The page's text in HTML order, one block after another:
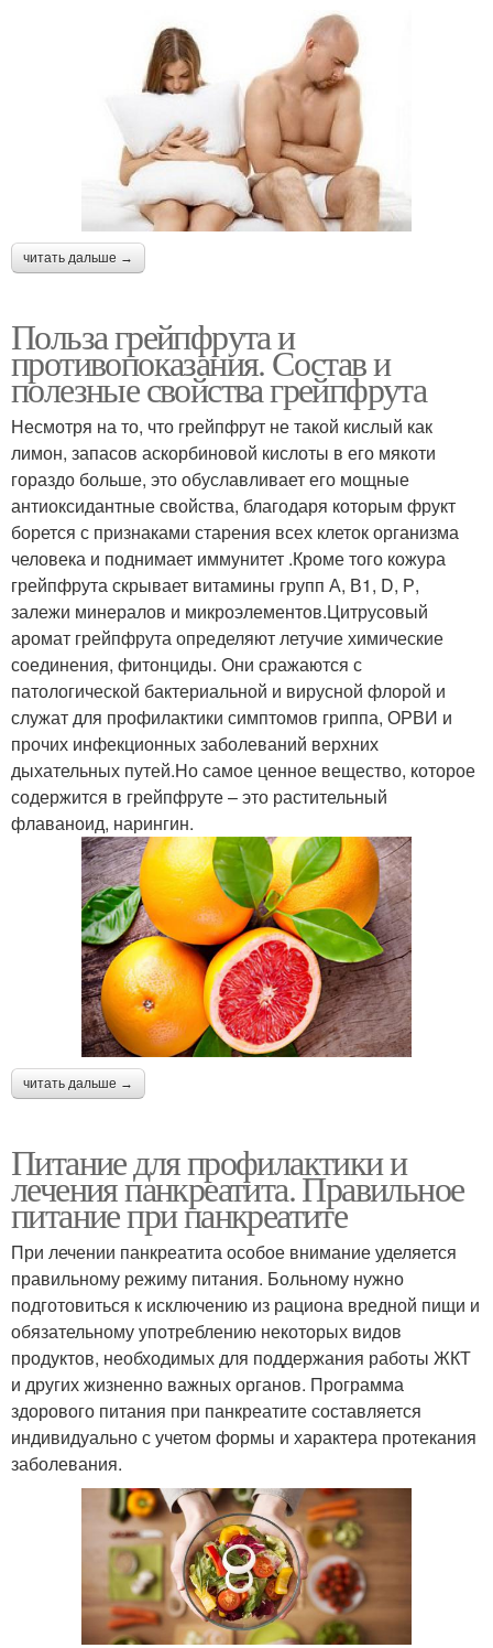
читать дальше →
Польза грейпфрута и
противопоказания. Состав и
полезные свойства грейпфрута
Несмотря на то, что грейпфрут не такой кислый как
лимон, запасов аскорбиновой кислоты в его мякоти
гораздо больше, это обуславливает его мощные
антиоксидантные свойства, благодаря которым фрукт
борется с признаками старения всех клеток организма
человека и поднимает иммунитет .Кроме того кожура
грейпфрута скрывает витамины групп А, В1, D, Р,
залежи минералов и микроэлементов.Цитрусовый
аромат грейпфрута определяют летучие химические
соединения, фитонциды. Они сражаются с
патологической бактериальной и вирусной флорой и
служат для профилактики симптомов гриппа, ОРВИ и
прочих инфекционных заболеваний верхних
дыхательных путей.Но самое ценное вещество, которое
содержится в грейпфруте – это растительный
флаваноид, нарингин.
читать дальше →
Питание для профилактики и
лечения панкреатита. Правильное
питание при панкреатите
При лечении панкреатита особое внимание уделяется
правильному режиму питания. Больному нужно
подготовиться к исключению из рациона вредной пищи и
обязательному употреблению некоторых видов
продуктов, необходимых для поддержания работы ЖКТ
и других жизненно важных органов. Программа
здорового питания при панкреатите составляется
индивидуально с учетом формы и характера протекания
заболевания.